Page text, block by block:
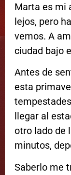
Marta es mi
lejos, pero
vemos. A
ciudad bajo
Antes de
esta
llegar al
otro lado de
minutos,
Saberlo me